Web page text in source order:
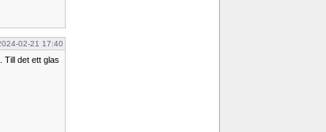
02-21 17:40
Till det ett glas